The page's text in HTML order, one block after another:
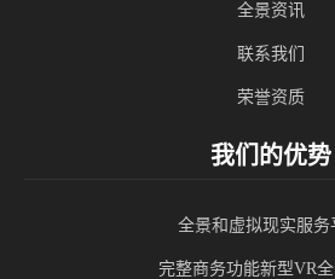
全景资讯
联系我们
荣誉资质
我们的优势
全景和虚拟现实服务
完整商务功能新型VR